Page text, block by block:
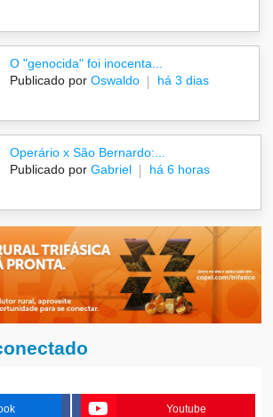
O "genocida" foi inocenta...
Publicado por Oswaldo há 3 dias
Operário x São Bernardo:...
Publicado por Gabriel há 6 horas
Youtube